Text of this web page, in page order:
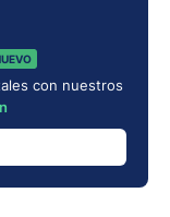
con nuestros